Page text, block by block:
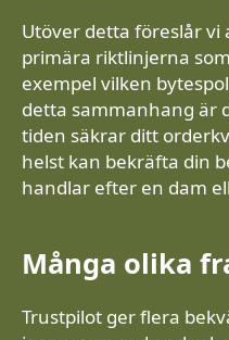
Utöver detta föreslår vi
primära riktlinjerna
exempel vilken
detta sammanhang är
tiden säkrar ditt
helst kan bekräfta din
handlar efter en dam
Många olika
Trustpilot ger flera